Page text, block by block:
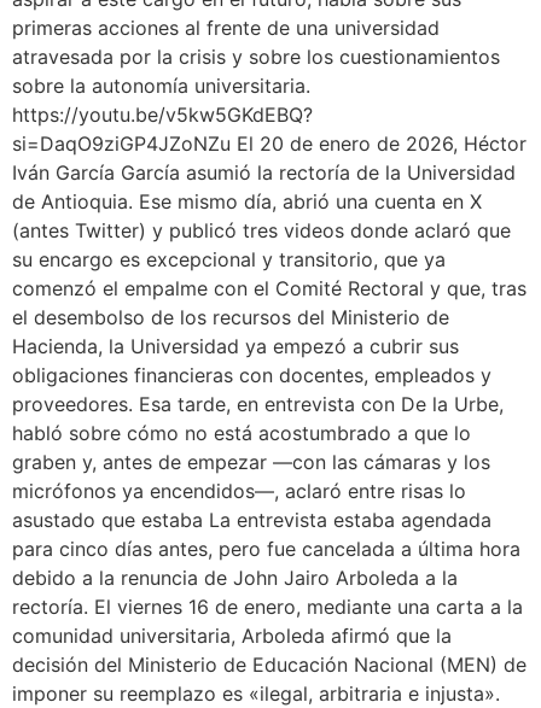
primeras acciones al frente de una universidad
atravesada por la crisis y sobre los cuestionamientos
sobre la autonomía universitaria.
https://youtu.be/v5kw5GKdEBQ?
si=DaqO9ziGP4JZoNZu El 20 de enero de 2026, Héctor
Iván García García asumió la rectoría de la Universidad
de Antioquia. Ese mismo día, abrió una cuenta en X
(antes Twitter) y publicó tres videos donde aclaró que
su encargo es excepcional y transitorio, que ya
comenzó el empalme con el Comité Rectoral y que, tras
el desembolso de los recursos del Ministerio de
Hacienda, la Universidad ya empezó a cubrir sus
obligaciones financieras con docentes, empleados y
proveedores. Esa tarde, en entrevista con De la Urbe,
habló sobre cómo no está acostumbrado a que lo
graben y, antes de empezar —con las cámaras y los
micrófonos ya encendidos—, aclaró entre risas lo
asustado que estaba La entrevista estaba agendada
para cinco días antes, pero fue cancelada a última hora
debido a la renuncia de John Jairo Arboleda a la
rectoría. El viernes 16 de enero, mediante una carta a la
comunidad universitaria, Arboleda afirmó que la
decisión del Ministerio de Educación Nacional (MEN) de
imponer su reemplazo es «ilegal, arbitraria e injusta».